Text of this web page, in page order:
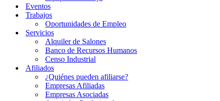
Eventos
Trabajos
Oportunidades de Empleo
Servicios
Alquiler de Salones
Banco de Recursos Humanos
Censo Industrial
Afiliados
¿Quiénes pueden afiliarse?
Empresas Afiliadas
Empresas Asociadas